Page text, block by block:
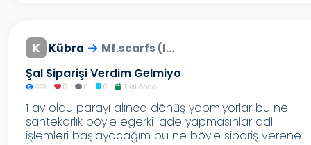
K Kübra Mf.scarfs (I...
Şal Siparişi Verdim Gelmiyo
929 0 0 0 3 yıl önce
1 ay oldu parayı alınca dönüş yapmıyorlar bu ne
sahtekarlık böyle egerki iade yapmasınlar adlı
işlemleri başlayacağım bu ne böyle sipariş verene